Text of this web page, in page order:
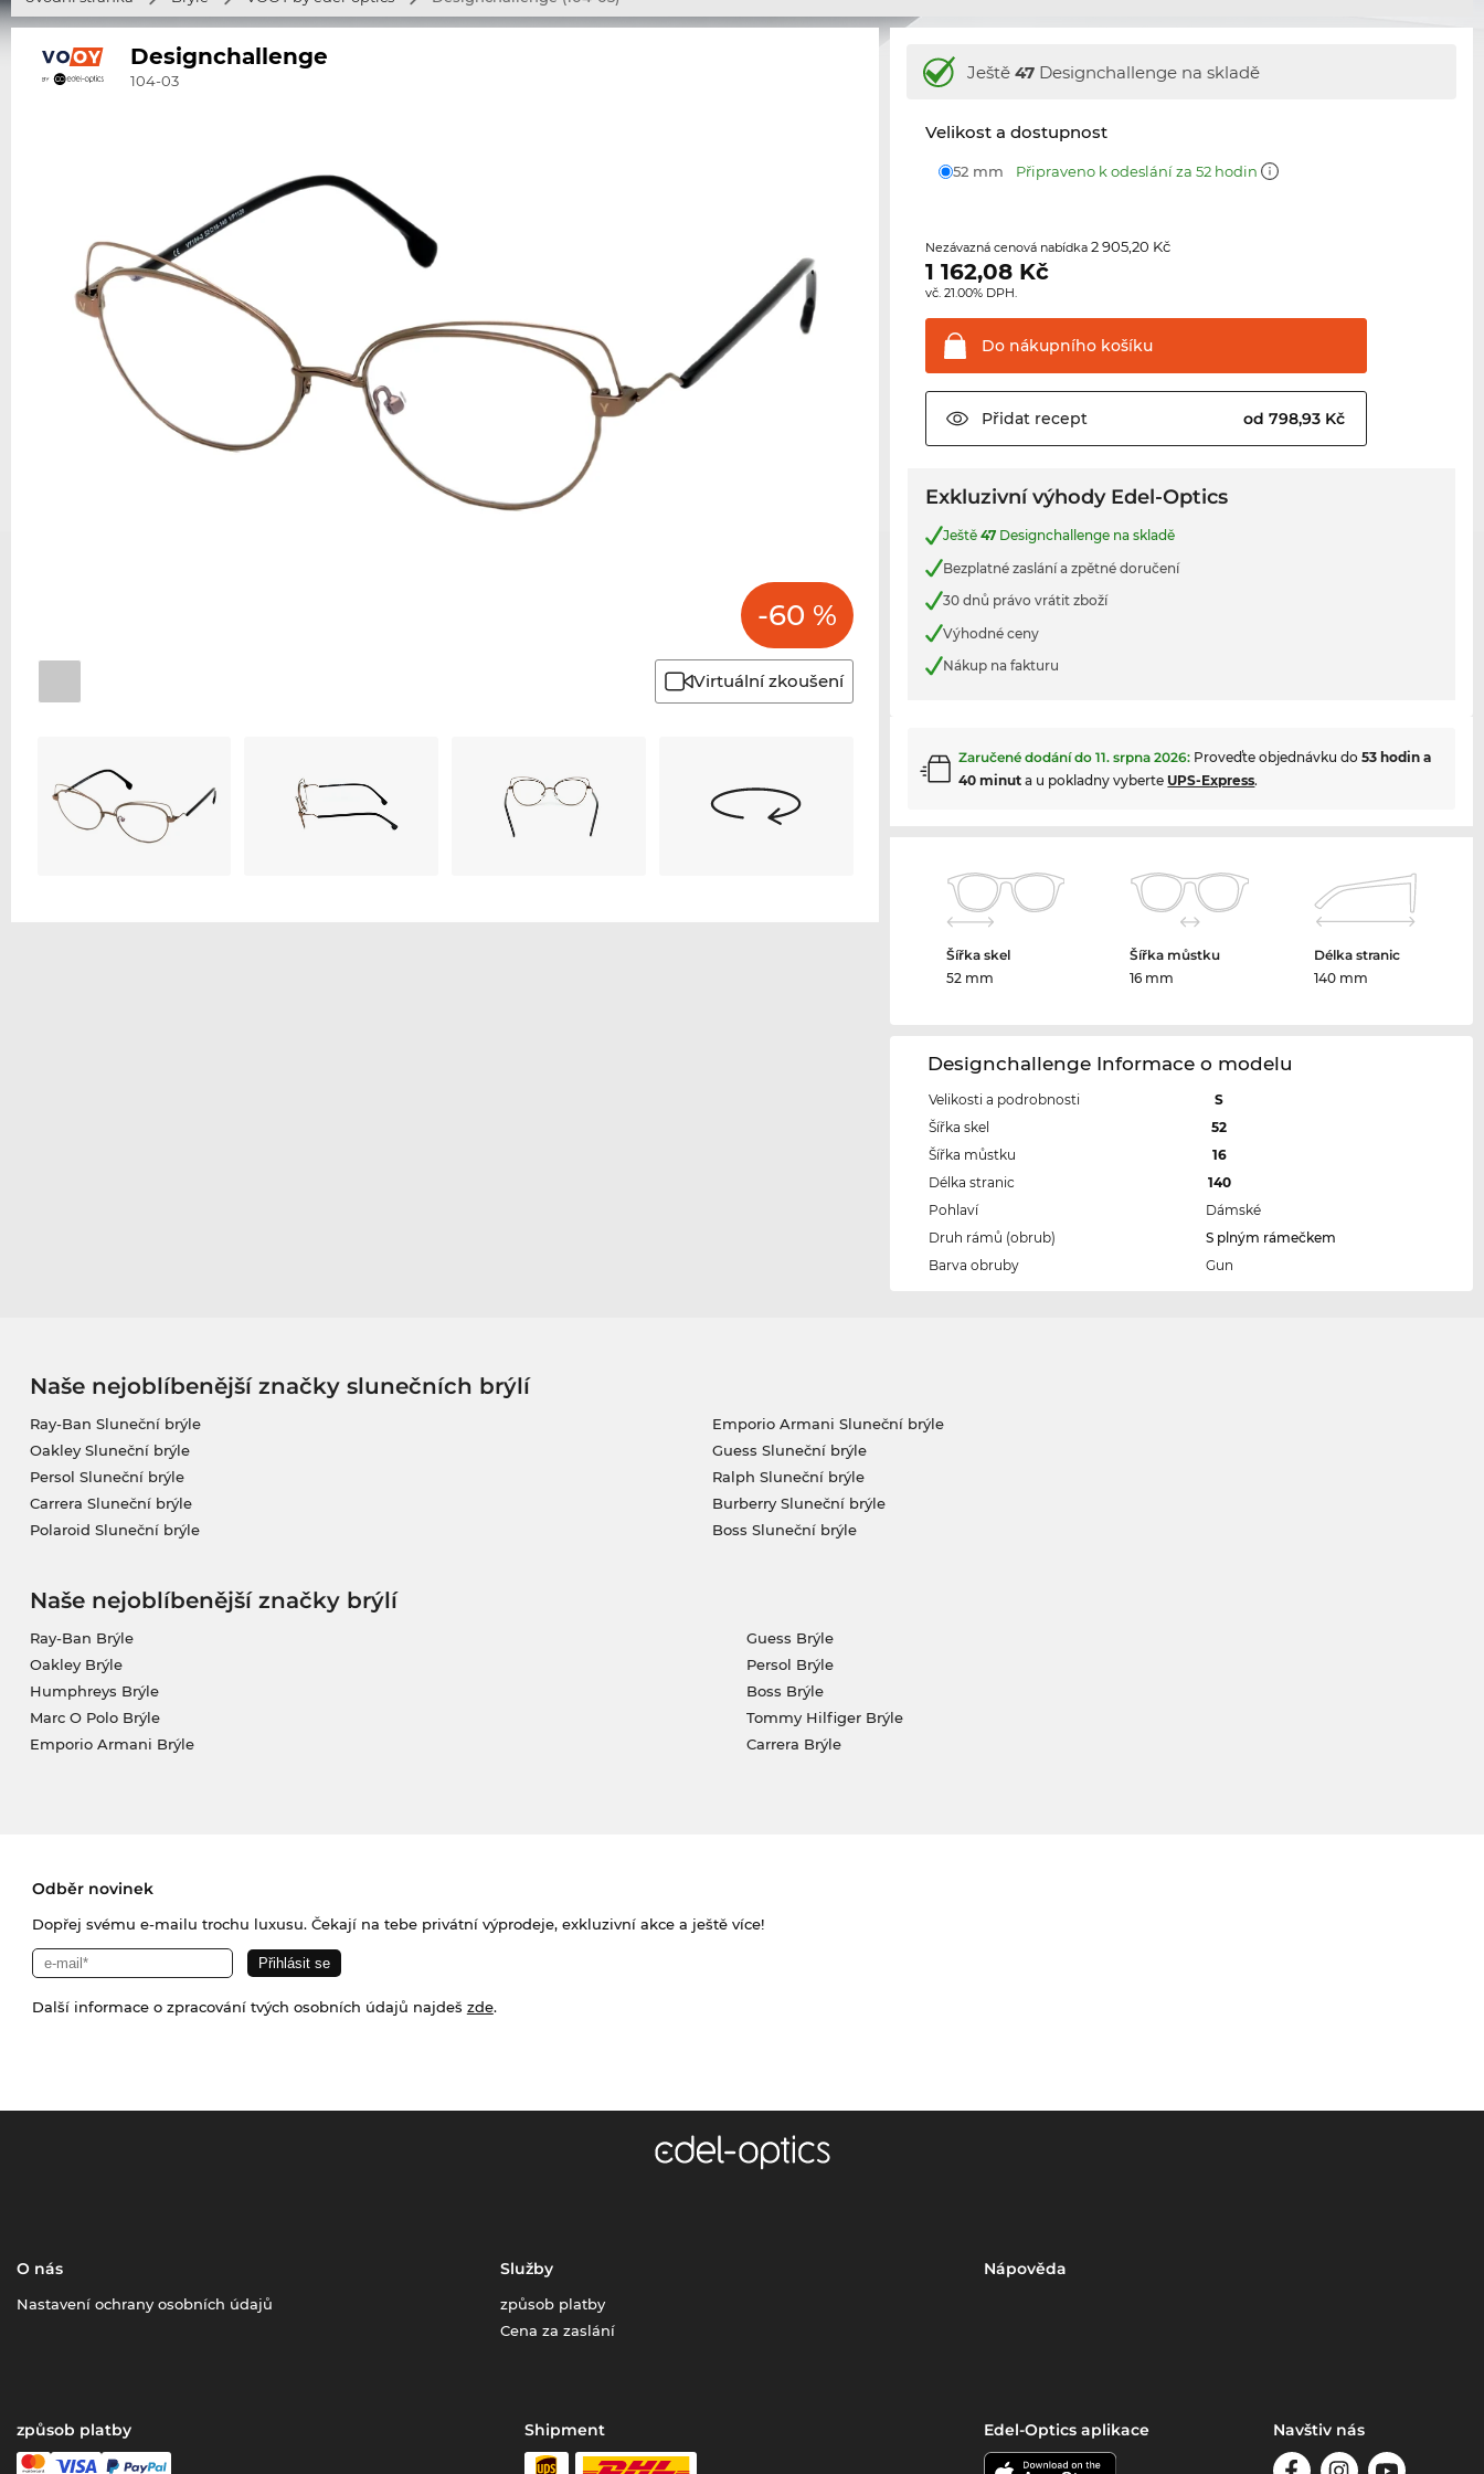
Designchallenge
104-03
-60 %
Virtuální zkoušení
Ještě47 Designchallenge na skladě
Velikost a dostupnost
52 mm Připraveno k odeslání za 52 hodin
Nezávazná cenová nabídka2 905,20 Kč
1 162,08 Kč
vč. 21.00% DPH.
Do nákupního košíku
Přidat recept od 798,93 Kč
Exkluzivní výhody Edel-Optics
Ještě47 Designchallenge na skladě
Bezplatné zaslání a zpětné doručení
30 dnů právo vrátit zboží
Výhodné ceny
Nákup na fakturu
Zaručené dodání do11. srpna 2026: Proveďte objednávku do53 hodin a
40 minut a u pokladny vyberte UPS-Express.
Šířka skel
52 mm
Šířka můstku
16 mm
Délka stranic
140 mm
Designchallenge Informace o modelu
Velikosti a podrobnosti
S
Šířka skel
52
Šířka můstku
16
Délka stranic
140
Pohlaví
Dámské
Druh rámů (obrub)
S plným rámečkem
Barva obruby
Gun
Naše nejoblíbenější značky slunečních brýlí
Ray-Ban Sluneční brýle
Oakley Sluneční brýle
Persol Sluneční brýle
Carrera Sluneční brýle
Polaroid Sluneční brýle
Emporio Armani Sluneční brýle
Guess Sluneční brýle
Ralph Sluneční brýle
Burberry Sluneční brýle
Boss Sluneční brýle
Naše nejoblíbenější značky brýlí
Ray-Ban Brýle
Oakley Brýle
Humphreys Brýle
Marc O Polo Brýle
Emporio Armani Brýle
Guess Brýle
Persol Brýle
Boss Brýle
Tommy Hilfiger Brýle
Carrera Brýle
Odběr novinek
Dopřej svému e-mailu trochu luxusu. Čekají na tebe privátní výprodeje, exkluzivní akce a ještě více!
Další informace o zpracování tvých osobních údajů najdeš zde.
O nás
Nastavení ochrany osobních údajů
Služby
způsob platby
Cena za zaslání
Nápověda
způsob platby Shipment Edel-Optics aplikace Navštiv nás